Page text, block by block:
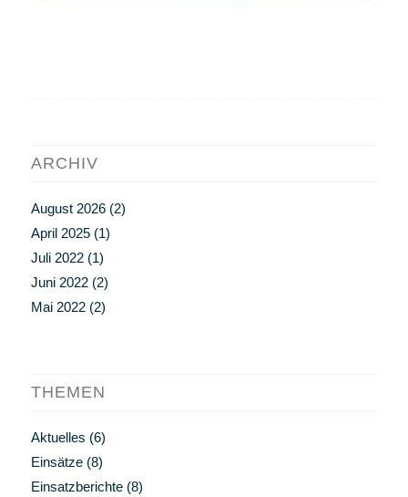
ARCHIV
August 2026(2)
April 2025(1)
Juli 2022(1)
Juni 2022(2)
Mai 2022(2)
THEMEN
Aktuelles (6)
Einsätze(8)
Einsatzberichte(8)